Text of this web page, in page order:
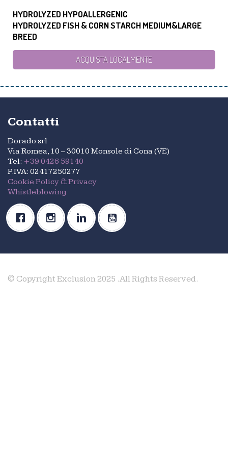
HYDROLYZED HYPOALLERGENIC
HYDROLYZED FISH & CORN STARCH MEDIUM&LARGE
BREED
ACQUISTA LOCALMENTE
Contatti
Dorado srl
Via Romea, 10 – 30010 Monsole di Cona (VE)
Tel: +39 0426 59140
P.IVA: 02417250277
Cookie Policy & Privacy
Whistleblowing
© Copyright Exclusion 2025 .All Rights Reserved.